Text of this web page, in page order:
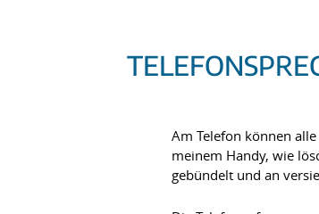
Am Telefon können
meinem Handy, wie
gebündelt und an